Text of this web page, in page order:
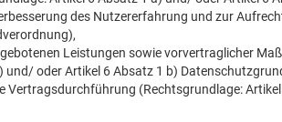
des Nutzererfahrung und zur
Leistungen sowie vorvertraglicher
und/ oder Artikel 6 Absatz 1 b)
Vertragsdurchführung (Rechtsgrundlage: